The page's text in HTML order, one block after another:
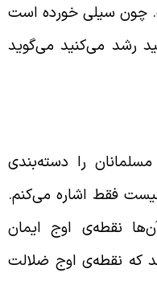
سیلی خورده است
رشد می‌کنید می‌گوید
را دسته‌بندی
فقط اشاره می‌کنم.
نقطه‌ی اوج ایمان
که نقطه‌ی اوج ضلالت